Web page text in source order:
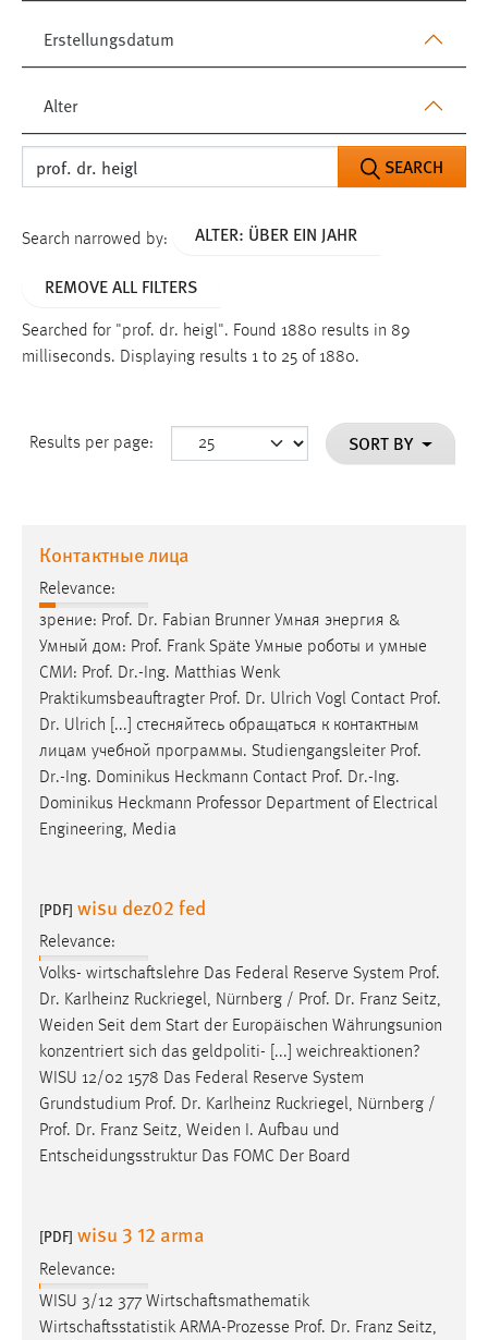
Erstellungsdatum
Alter
SEARCH
Search narrowed by: ALTER: ÜBER EIN JAHR
REMOVE ALL FILTERS
Searched for "prof. dr. heigl". Found 1880 results in 89
milliseconds. Displaying results 1 to 25 of 1880.
Results per page: SORT BY
Контактные лица
Relevance:
зрение: Prof. Dr. Fabian Brunner Умная энергия &
Умный дом: Prof. Frank Späte Умные роботы и умные
СМИ: Prof. Dr.-Ing. Matthias Wenk
Praktikumsbeauftragter Prof. Dr. Ulrich Vogl Contact Prof.
Dr. Ulrich [...] стесняйтесь обращаться к контактным
лицам учебной программы. Studiengangsleiter Prof.
Dr.-Ing. Dominikus Heckmann Contact Prof. Dr.-Ing.
Dominikus Heckmann Professor Department of Electrical
Engineering, Media
[PDF] wisu dez02 fed
Relevance:
Volks- wirtschaftslehre Das Federal Reserve System Prof.
Dr. Karlheinz Ruckriegel, Nürnberg / Prof. Dr. Franz Seitz,
Weiden Seit dem Start der Europäischen Währungsunion
konzentriert sich das geldpoliti- [...] weichreaktionen?
WISU 12/02 1578 Das Federal Reserve System
Grundstudium Prof. Dr. Karlheinz Ruckriegel, Nürnberg /
Prof. Dr. Franz Seitz, Weiden I. Aufbau und
Entscheidungsstruktur Das FOMC Der Board
[PDF] wisu 3 12 arma
Relevance:
WISU 3/12 377 Wirtschaftsmathematik
Wirtschaftsstatistik ARMA-Prozesse Prof. Dr. Franz Seitz,